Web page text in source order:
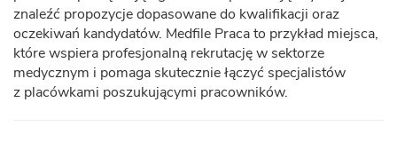
znaleźć propozycje dopasowane do kwalifikacji oraz
oczekiwań kandydatów. Medfile Praca to przykład miejsca,
które wspiera profesjonalną rekrutację w sektorze
medycznym i pomaga skutecznie łączyć specjalistów
z placówkami poszukującymi pracowników.